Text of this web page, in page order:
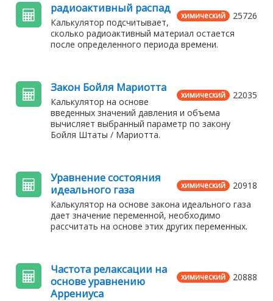
25726
химический
радиоактивный распад
Калькулятор подсчитывает,
сколько радиоактивный материал остается
после определенного периода времени.
22035
химический
Закон Бойля Мариотта
Калькулятор на основе
введенных значений давления и объема
вычисляет выбранный параметр по закону
Бойля Штаты / Мариотта.
20918
химический
Уравнение состояния
идеального газа
Калькулятор на основе закона идеального газа
дает значение переменной, необходимо
рассчитать на основе этих других переменных.
20888
химический
Частота релаксации на
основе уравнению
Аррениуса